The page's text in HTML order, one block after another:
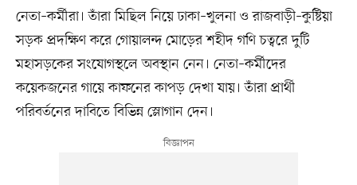
নেতা–কর্মীরা। তাঁরা মিছিল নিয়ে ঢাকা–খুলনা ও রাজবাড়ী–কুষ্টিয়া
সড়ক প্রদক্ষিণ করে গোয়ালন্দ মোড়ের শহীদ গণি চত্বরে দুটি
মহাসড়কের সংযোগস্থলে অবস্থান নেন। নেতা–কর্মীদের
কয়েকজনের গায়ে কাফনের কাপড় দেখা যায়। তাঁরা প্রার্থী
পরিবর্তনের দাবিতে বিভিন্ন স্লোগান দেন।